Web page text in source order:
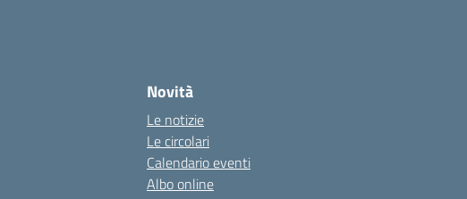
Novità
Le notizie
Le circolari
Calendario eventi
Albo online